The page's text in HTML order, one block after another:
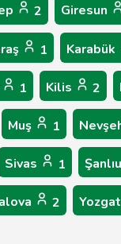
2 Giresun
1 Karabük
1 Kilis 2
Muş 1
Sivas 1
2 Yozgat